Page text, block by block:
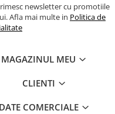
newsletter cu promotiile
Afla mai multe in Politica de
MAGAZINUL MEU
CLIENTI
DATE COMERCIALE